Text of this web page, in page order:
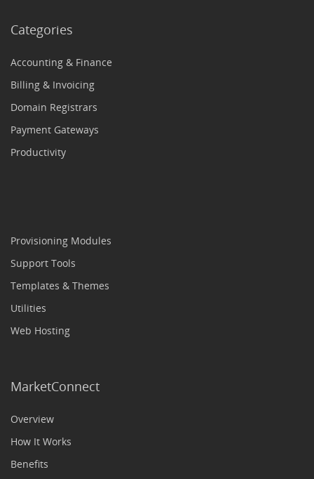
Categories
Accounting & Finance
Billing & Invoicing
Domain Registrars
Payment Gateways
Productivity
Provisioning Modules
Support Tools
Templates & Themes
Utilities
Web Hosting
MarketConnect
Overview
How It Works
Benefits